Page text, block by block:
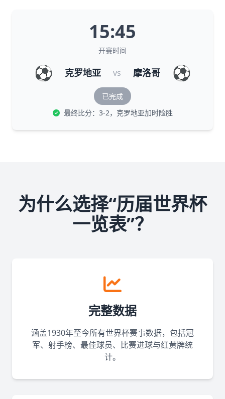
15:45
开赛时间
⚽ 克罗地亚 vs 摩洛哥 ⚽
已完成
最终比分：3-2，克罗地亚加时险胜
为什么选择“历届世界杯
一览表”？
完整数据
涵盖1930年至今所有世界杯赛事数据，包括冠
军、射手榜、最佳球员、比赛进球与红黄牌统
计。